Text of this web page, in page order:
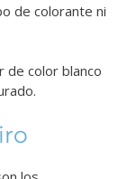
de colorante ni
de color blanco